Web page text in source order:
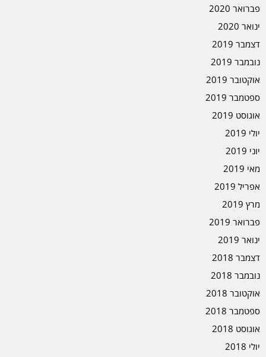
פברואר 2020
ינואר 2020
דצמבר 2019
נובמבר 2019
אוקטובר 2019
ספטמבר 2019
אוגוסט 2019
יולי 2019
יוני 2019
מאי 2019
אפריל 2019
מרץ 2019
פברואר 2019
ינואר 2019
דצמבר 2018
נובמבר 2018
אוקטובר 2018
ספטמבר 2018
אוגוסט 2018
יולי 2018